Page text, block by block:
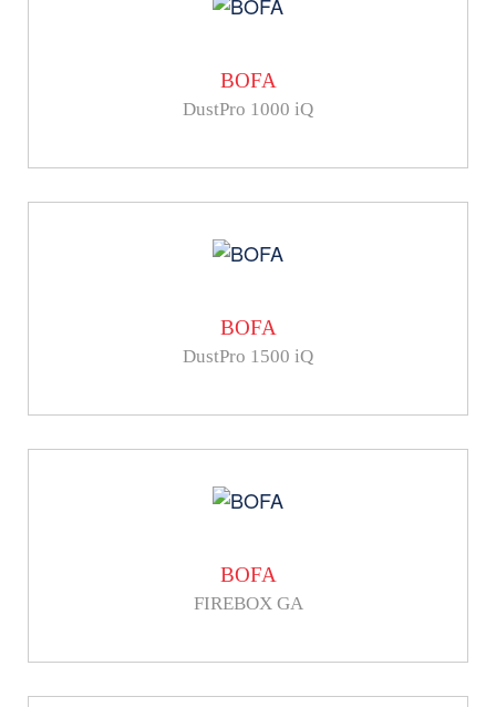
BOFA
DustPro 1000 iQ
BOFA
DustPro 1500 iQ
BOFA
FIREBOX GA